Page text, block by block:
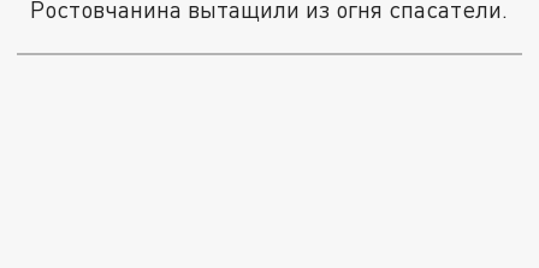
Ростовчанина вытащили из огня спасатели.